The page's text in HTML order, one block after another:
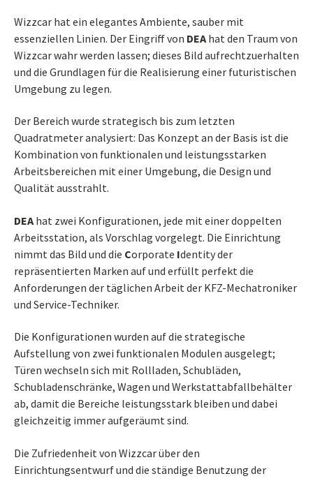
Wizzcar hat ein elegantes Ambiente, sauber mit
essenziellen Linien. Der Eingriff von DEA hat den Traum von
Wizzcar wahr werden lassen; dieses Bild aufrechtzuerhalten
und die Grundlagen für die Realisierung einer futuristischen
Umgebung zu legen.
Der Bereich wurde strategisch bis zum letzten
Quadratmeter analysiert: Das Konzept an der Basis ist die
Kombination von funktionalen und leistungsstarken
Arbeitsbereichen mit einer Umgebung, die Design und
Qualität ausstrahlt.
DEA hat zwei Konfigurationen, jede mit einer doppelten
Arbeitsstation, als Vorschlag vorgelegt. Die Einrichtung
nimmt das Bild und die Corporate Identity der
repräsentierten Marken auf und erfüllt perfekt die
Anforderungen der täglichen Arbeit der KFZ-Mechatroniker
und Service-Techniker.
Die Konfigurationen wurden auf die strategische
Aufstellung von zwei funktionalen Modulen ausgelegt;
Türen wechseln sich mit Rollladen, Schubläden,
Schubladenschränke, Wagen und Werkstattabfallbehälter
ab, damit die Bereiche leistungsstark bleiben und dabei
gleichzeitig immer aufgeräumt sind.
Die Zufriedenheit von Wizzcar über den
Einrichtungsentwurf und die ständige Benutzung der